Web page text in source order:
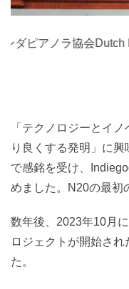
オランダピアノラ協
「テクノロジーとイ
り良くする発明」に
で感銘を受け、
めました。N20の最初
数年後、2023年10月
ロジェクトが開始さ
た。